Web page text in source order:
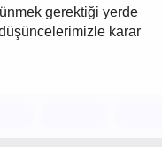
gerektiği yerde
karar